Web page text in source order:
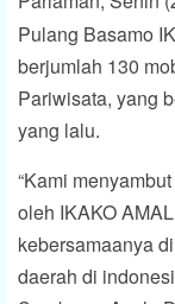
Pulang Basamo
berjumlah 130
Pariwisata, yang
yang lalu.
“Kami
oleh IKAKO
kebersamaanya
daerah di